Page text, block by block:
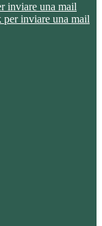
inviare una mail
inviare una mail